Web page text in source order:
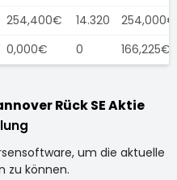
254,400€ 14.320
254,000€
0,000€ 0 166,225€
Rück SE Aktie
um die aktuelle
zu können.